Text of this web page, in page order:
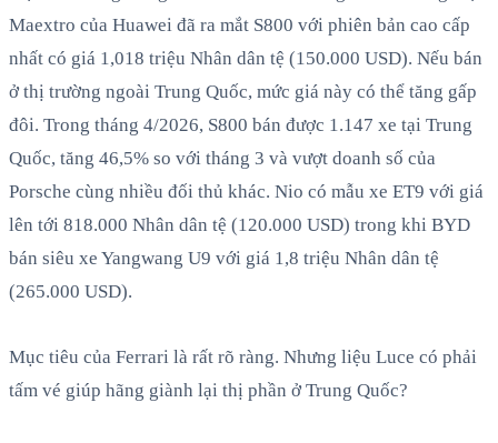
Maextro của Huawei đã ra mắt S800 với phiên bản cao cấp
nhất có giá 1,018 triệu Nhân dân tệ (150.000 USD). Nếu bán
ở thị trường ngoài Trung Quốc, mức giá này có thể tăng gấp
đôi. Trong tháng 4/2026, S800 bán được 1.147 xe tại Trung
Quốc, tăng 46,5% so với tháng 3 và vượt doanh số của
Porsche cùng nhiều đối thủ khác. Nio có mẫu xe ET9 với giá
lên tới 818.000 Nhân dân tệ (120.000 USD) trong khi BYD
bán siêu xe Yangwang U9 với giá 1,8 triệu Nhân dân tệ
(265.000 USD).
Mục tiêu của Ferrari là rất rõ ràng. Nhưng liệu Luce có phải
tấm vé giúp hãng giành lại thị phần ở Trung Quốc?